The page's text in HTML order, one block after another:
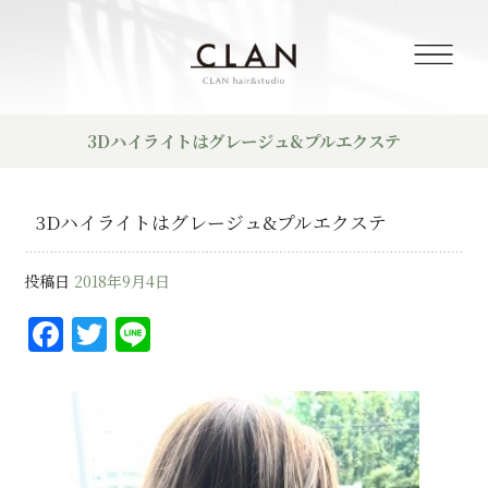
3Dハイライトはグレージュ&プルエクステ
3Dハイライトはグレージュ&プルエクステ
投稿日 2018年9月4日
F
a
c
T
w
r